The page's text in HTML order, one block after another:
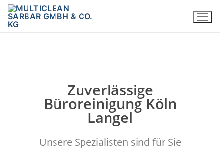
Zuverlässige
Büroreinigung Köln
Langel
Unsere Spezialisten sind für Sie